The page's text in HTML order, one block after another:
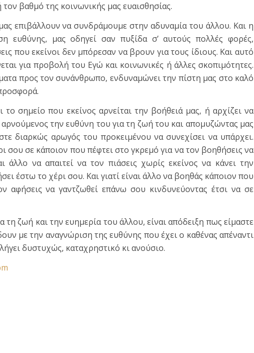
βαθμό της κοινωνικής μας ευαισθησίας.
επιβάλλουν να συνδράμουμε στην αδυναμία του άλλου. Και η
ευθύνης, μας οδηγεί σαν πυξίδα σ’ αυτούς πολλές φορές,
που εκείνοι δεν μπόρεσαν να βρουν για τους ίδιους. Και αυτό
για προβολή του Εγώ και κοινωνικές ή άλλες σκοπιμότητες.
προς τον συνάνθρωπο, ενδυναμώνει την πίστη μας στο καλό
σημείο που εκείνος αρνείται την βοήθειά μας, ή αρχίζει να
την ευθύνη του για τη ζωή του και απομυζώντας μας
διαρκώς αρωγός του προκειμένου να συνεχίσει να υπάρχει.
σου σε κάποιον που πέφτει στο γκρεμό για να τον βοηθήσεις να
άλλο να απαιτεί να τον πιάσεις χωρίς εκείνος να κάνει την
έστω το χέρι σου. Και γιατί είναι άλλο να βοηθάς κάποιον που
αφήσεις να γαντζωθεί επάνω σου κινδυνεύοντας έτσι να σε
τη ζωή και την ευημερία του άλλου, είναι απόδειξη πως είμαστε
με την αναγνώριση της ευθύνης που έχει ο καθένας απέναντι
δυστυχώς, καταχρηστικό κι ανούσιο.